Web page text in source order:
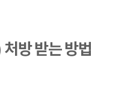
방 받는 방법